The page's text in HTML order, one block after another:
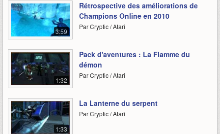
3:59
Rétrospective des améliorations de
Champions Online en 2010
Par Cryptic / Atari
1:32
Pack d'aventures : La Flamme du
démon
Par Cryptic / Atari
1:33
La Lanterne du serpent
Par Cryptic / Atari